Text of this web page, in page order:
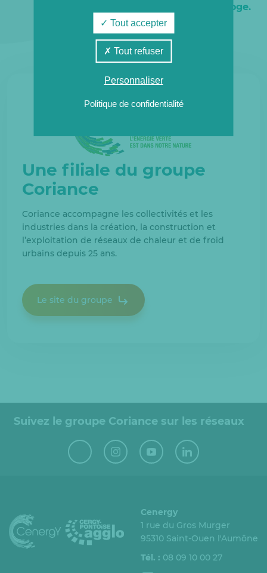
Horloge.
Une filiale du groupe
Coriance
Coriance accompagne les collectivités et les
industries dans la création, la construction et
l’exploitation de réseaux de chaleur et de froid
urbains depuis 25 ans.
Le site du groupe
Suivez le groupe Coriance sur les réseaux
Cenergy
1 rue du Gros Murger
95310 Saint-Ouen l'Aumône
Tél. : 08 09 10 00 27
Tout accepter
Tout refuser
Personnaliser
Politique de confidentialité